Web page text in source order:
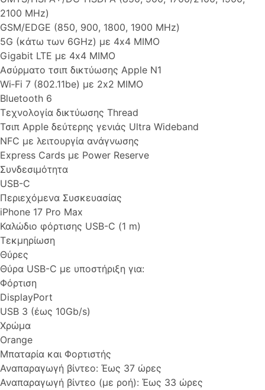
2100 MHz)
GSM/EDGE (850, 900, 1800, 1900 MHz)
5G (κάτω των 6GHz) με 4x4 MIMO
Gigabit LTE με 4x4 MIMO
Ασύρματο τσιπ δικτύωσης Apple N1
Wi‑Fi 7 (802.11be) με 2x2 MIMO
Bluetooth 6
Τεχνολογία δικτύωσης Thread
Τσιπ Apple δεύτερης γενιάς Ultra Wideband
NFC με λειτουργία ανάγνωσης
Express Cards με Power Reserve
Συνδεσιμότητα
USB-C
Περιεχόμενα Συσκευασίας
iPhone 17 Pro Max
Καλώδιο φόρτισης USB-C (1 m)
Τεκμηρίωση
Θύρες
Θύρα USB-C με υποστήριξη για:
Φόρτιση
DisplayPort
USB 3 (έως 10Gb/s)
Χρώμα
Orange
Μπαταρία και Φορτιστής
Αναπαραγωγή βίντεο: Έως 37 ώρες
Αναπαραγωγή βίντεο (με ροή): Έως 33 ώρες